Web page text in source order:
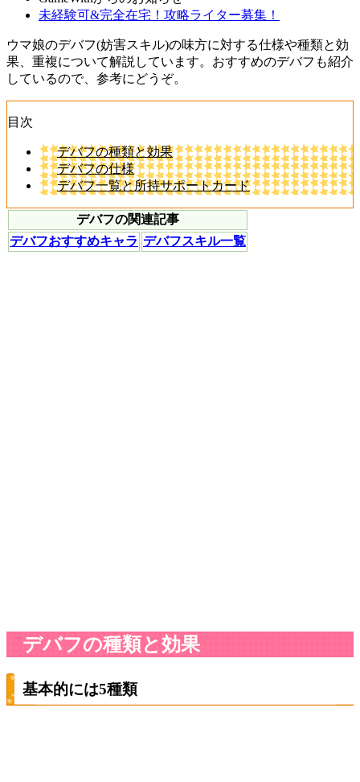
未経験可&完全在宅！攻略ライター募集！
ウマ娘のデバフ(妨害スキル)の味方に対する仕様や種類と効
果、重複について解説しています。おすすめのデバフも紹介
しているので、参考にどうぞ。
目次
デバフの種類と効果
デバフの仕様
デバフ一覧と所持サポートカード
デバフの関連記事
デバフおすすめキャラ デバフスキル一覧
デバフの種類と効果
基本的には5種類